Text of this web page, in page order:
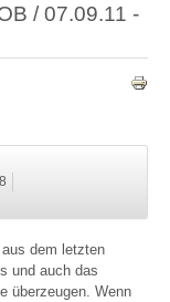
/ 07.09.11 -
dem letzten
und auch das
überzeugen. Wenn